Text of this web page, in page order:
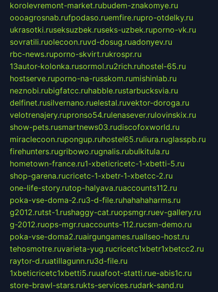
korolevremont-market.rubudem-znakomye.ru
oooagrosnab.rufpodaso.ruemfire.rupro-otdelky.ru
ukrasotki.ruseksuzbek.ruseks-uzbek.ruporno-vk.ru
sovratili.ruolecoon.ruvd-dosug.ruadonyev.ru
rbc-news.ruporno-skvirt.rukrospr.ru
13autor-kolonka.rusormol.ru2rich.ruhostel-65.ru
hostserve.ruporno-na-russkom.rumishinlab.ru
neznobi.rubigfatcc.ruhabble.rustarbucksvia.ru
delfinet.rusilvernano.ruelestal.ruvektor-doroga.ru
velotrenajery.rupronso54.rulenasever.rulovinskix.ru
show-pets.rusmartnews03.rudiscofoxworld.ru
miraclecoon.rupongup.ruhostel65.ruliura.ruglasspb.ru
firehunters.rugribowo.rugnalis.rubulkitula.ru
hometown-france.ru1-xbeticricetc-1-xbetti-5.ru
shop-garena.rucricetc-1-xbetr-1-xbetcc-2.ru
one-life-story.rutop-halyava.ruaccounts112.ru
poka-vse-doma-2.ru3-d-file.ruhahahaharms.ru
g2012.rutst-1.rushaggy-cat.ruopsmgr.ruev-gallery.ru
g-2012.ruops-mgr.ruaccounts-112.rucsm-demo.ru
poka-vse-doma2.ruairgungames.ruallseo-host.ru
tehosmotre.ruvarieta-yug.rucricetc1xbetr1xbetcc2.ru
raytor-d.ruatillagunn.ru3d-file.ru
1xbeticricetc1xbetti5.ruuafoot-statti.rue-abis1c.ru
store-brawl-stars.rukts-services.rudark-sand.ru